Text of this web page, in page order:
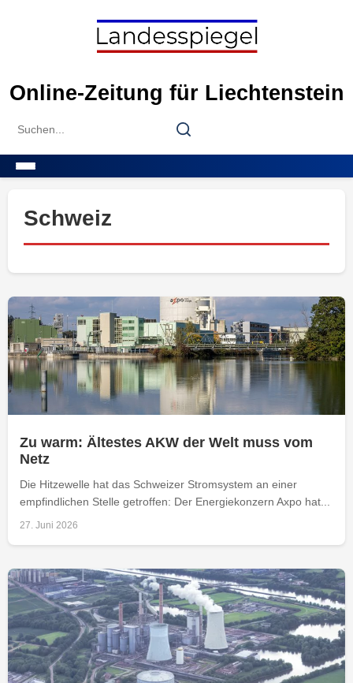
Online-Zeitung für Liechtenstein
Search
Search
Schweiz
Zu warm: Ältestes AKW der Welt muss vom
Netz
Die Hitzewelle hat das Schweizer Stromsystem an einer
empfindlichen Stelle getroffen: Der Energiekonzern Axpo hat...
27. Juni 2026